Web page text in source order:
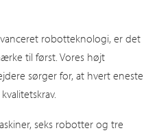
robotteknologi, er det
til først. Vores højt
sørger for, at hvert eneste
seks robotter og tre